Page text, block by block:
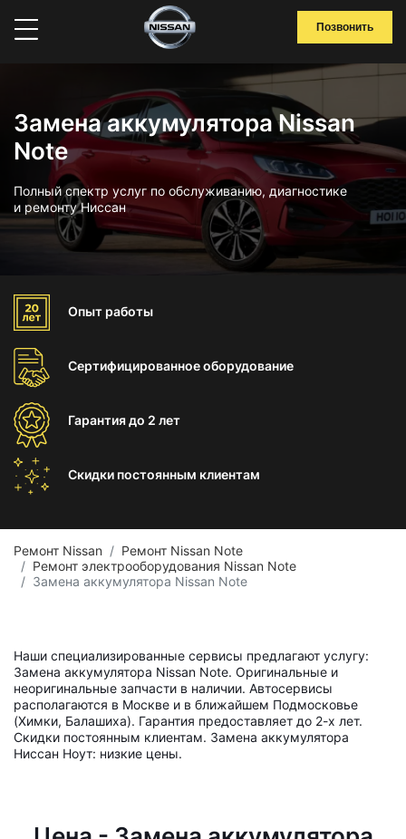
Позвонить
Замена аккумулятора Nissan
Note
Полный спектр услуг по обслуживанию, диагностике
и ремонту Ниссан
Опыт работы
Сертифицированноеоборудование
Гарантиядо 2 лет
Скидки постоянным клиентам
Ремонт Nissan
Ремонт Nissan Note
Ремонт электрооборудования Nissan Note
Замена аккумулятора Nissan Note
Наши специализированные сервисы предлагают услугу:
Замена аккумулятора Nissan Note. Оригинальные и
неоригинальные запчасти в наличии. Автосервисы
располагаются в Москве и в ближайшем Подмосковье
(Химки, Балашиха). Гарантия предоставляет до 2-х лет.
Скидки постоянным клиентам. Замена аккумулятора
Ниссан Ноут: низкие цены.